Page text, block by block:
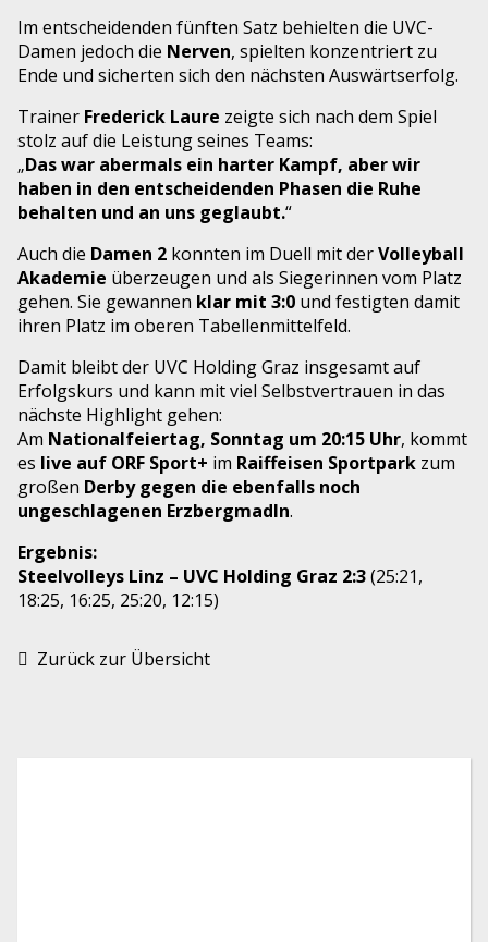
Im entscheidenden fünften Satz behielten die UVC-
Damen jedoch die Nerven, spielten konzentriert zu
Ende und sicherten sich den nächsten Auswärtserfolg.
Trainer Frederick Laure zeigte sich nach dem Spiel
stolz auf die Leistung seines Teams:
„Das war abermals ein harter Kampf, aber wir
haben in den entscheidenden Phasen die Ruhe
behalten und an uns geglaubt.“
Auch die Damen 2 konnten im Duell mit derVolleyball
Akademie überzeugen und als Siegerinnen vom Platz
gehen. Sie gewannen klar mit 3:0 und festigten damit
ihren Platz im oberen Tabellenmittelfeld.
Damit bleibt der UVC Holding Graz insgesamt auf
Erfolgskurs und kann mit viel Selbstvertrauen in das
nächste Highlight gehen:
Am Nationalfeiertag, Sonntag um 20:15 Uhr, kommt
es live auf ORF Sport+ im Raiffeisen Sportpark zum
großen Derby gegen die ebenfalls noch
ungeschlagenen Erzbergmadln.
Ergebnis:
Steelvolleys Linz – UVC Holding Graz 2:3(25:21,
18:25, 16:25, 25:20, 12:15)
Zurück zur Übersicht